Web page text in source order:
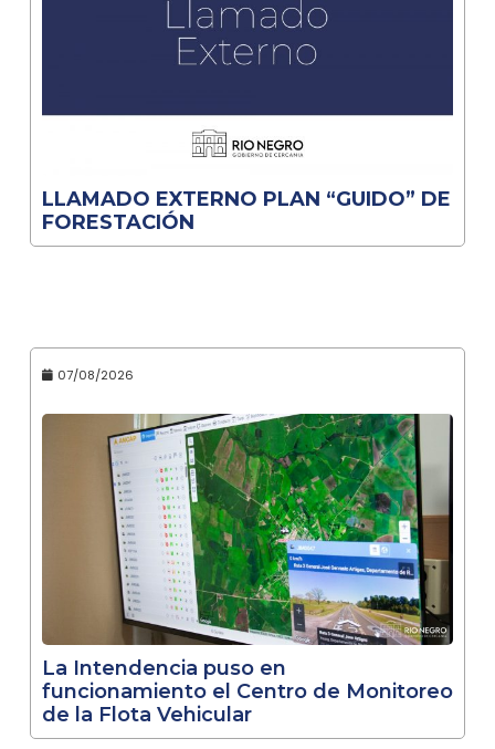
LLAMADO EXTERNO PLAN “GUIDO” DE
FORESTACIÓN
07/08/2026
La Intendencia puso en
funcionamiento el Centro de Monitoreo
de la Flota Vehicular